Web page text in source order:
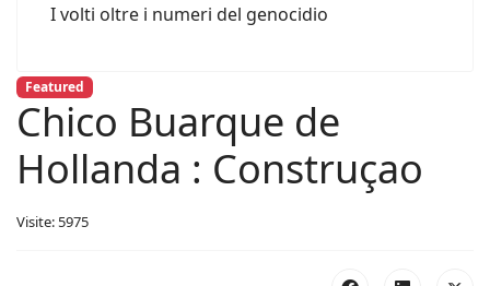
I volti oltre i numeri del genocidio
Featured
Chico Buarque de
Hollanda : Construçao
Visite: 5975